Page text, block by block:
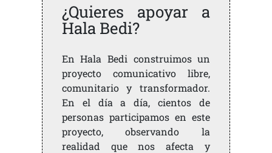
¿Quieres apoyar a
Hala Bedi?
En Hala Bedi construimos un
proyecto comunicativo libre,
comunitario y transformador.
En el día a día, cientos de
personas participamos en este
proyecto, observando la
realidad que nos afecta y